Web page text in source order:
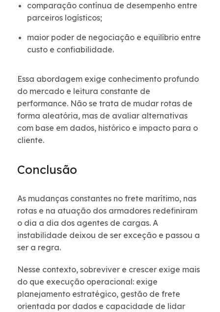
comparação contínua de desempenho entre
parceiros logísticos;
maior poder de negociação e equilíbrio entre
custo e confiabilidade.
Essa abordagem exige conhecimento profundo
do mercado e leitura constante de
performance. Não se trata de mudar rotas de
forma aleatória, mas de avaliar alternativas
com base em dados, histórico e impacto para o
cliente.
Conclusão
As mudanças constantes no frete marítimo, nas
rotas e na atuação dos armadores redefiniram
o dia a dia dos agentes de cargas. A
instabilidade deixou de ser exceção e passou a
ser a regra.
Nesse contexto, sobreviver e crescer exige mais
do que execução operacional: exige
planejamento estratégico, gestão de frete
orientada por dados e capacidade de lidar